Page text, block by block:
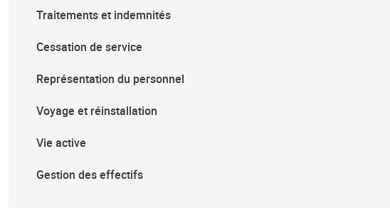
Traitements et indemnités
Cessation de service
Représentation du personnel
Voyage et réinstallation
Vie active
Gestion des effectifs